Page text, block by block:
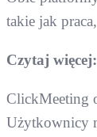
takie jak
Czytaj więcej:
ClickMeeting
Użytkownicy